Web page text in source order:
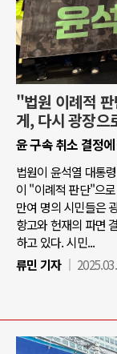
"법원 이례적
게, 다시 광장으
윤 구속 취소 결정
법원이 윤석열 대통
이 "이례적 판단"으
만여 명의 시민들은
항고와 헌재의 파면
하고 있다. 시민...
류민 기자